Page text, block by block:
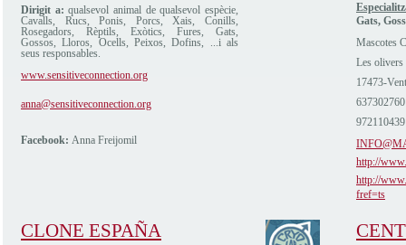
Dirigit a: qualsevol animal de qualsevol espècie,
Cavalls, Rucs, Ponis, Porcs, Xais, Conills,
Rosegadors, Rèptils, Exòtics, Fures, Gats,
Gossos, Lloros, Ocells, Peixos, Dofins, ...i als
seus responsables.
www.sensitiveconnection.org
anna@sensitiveconnection.org
Facebook: Anna Freijomil
Gats,
Mascotes
Les
17473-
637302760
972110439
http://
http://
fref=ts
CLONE ESPAÑA